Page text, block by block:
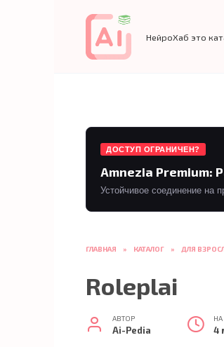
НейроХаб это
ДОСТУП ОГРАНИЧЕН?
Amnezia Premium:
Устойчивое соединение на
ГЛАВНАЯ » КАТАЛОГ » ДЛЯ
Roleplai
АВТОР
Ai-Pedia
НА
4